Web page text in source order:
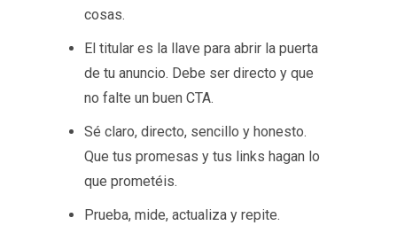
cosas.
El titular es la llave para abrir la puerta
de tu anuncio. Debe ser directo y que
no falte un buen CTA.
Sé claro, directo, sencillo y honesto.
Que tus promesas y tus links hagan lo
que prometéis.
Prueba, mide, actualiza y repite.